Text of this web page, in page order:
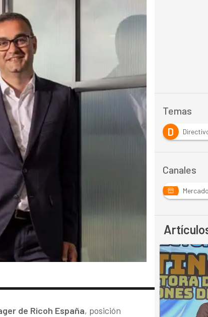
de Ricoh España, posición
Temas
Cloud D
Canales